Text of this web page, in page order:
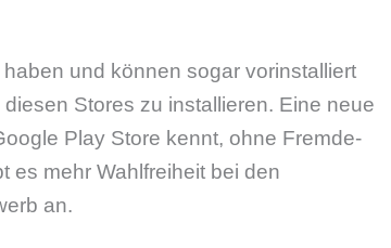
und können sogar vorinstalliert
Stores zu installieren. Eine neue
Play Store kennt, ohne Fremde-
es mehr Wahlfreiheit bei den
an.